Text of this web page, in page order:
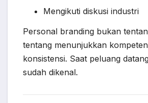
Mengikuti diskusi industri
Personal branding bukan
tentang menunjukkan
konsistensi. Saat peluang
sudah dikenal.